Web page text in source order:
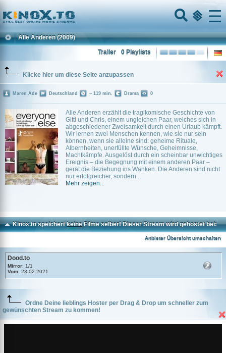
Home
Menu
Alle Anderen (2009)
0 Playlists
Trailer
Klicke hier um diese Seite anzupassen
Alle Anderen erzählt die tragikomische Geschichte von
Gitti und Chris, einem ungleichen Paar, welches sich in
abgeschiedener Zweisamkeit durch einen Urlaub kämpft.
Wir lernen zwei Menschen kennen, wie sie nur sein
können, wenn sie alleine sind: geheime Rituale,
Albernheiten, unerfüllte Wünsche, Geheimnisse,
Machtkämpfe. Ausgelöst durch ein scheinbar unwichtiges
Ereignis – die Begegnung mit einem anderen Paar –
gerät die Beziehung ins Wanken. Die Anderen sind nicht
nur erfolgreicher, sondern...
Mehr zeigen...
Maren Ade Deutschland ~ 119 min. Drama 0
Kinox.to speichertkeineFilme selber! Dieser Stream wird gehostet bei:
Anbieter Übersicht umschalten
Dood.to
Mirror: 1/1
Vom: 23.02.2021
Ordne Deine lieblings Hoster per Drag & Drop um schneller zum
gewünschten Stream zu kommen!